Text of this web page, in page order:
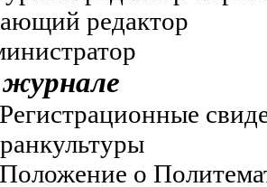
редактор
о